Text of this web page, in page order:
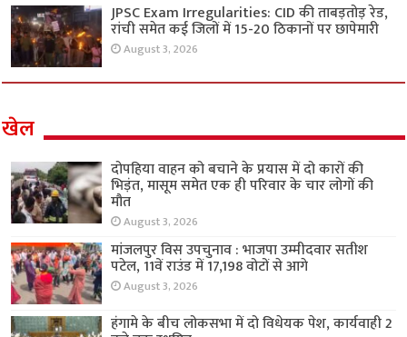
JPSC Exam Irregularities: CID की ताबड़तोड़ रेड,
रांची समेत कई जिलों में 15-20 ठिकानों पर छापेमारी
August 3, 2026
खेल
दोपहिया वाहन को बचाने के प्रयास में दो कारों की
भिड़ंत, मासूम समेत एक ही परिवार के चार लोगों की
मौत
August 3, 2026
मांजलपुर विस उपचुनाव : भाजपा उम्मीदवार सतीश
पटेल, 11वें राउंड में 17,198 वोटों से आगे
August 3, 2026
हंगामे के बीच लोकसभा में दो विधेयक पेश, कार्यवाही 2